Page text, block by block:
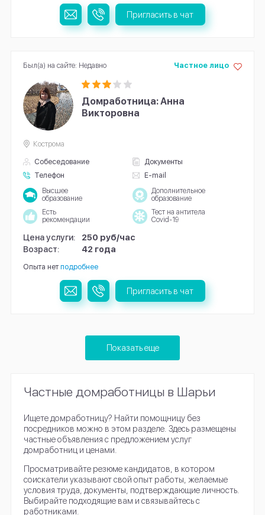
Пригласить в чат
Домработница: Анна
Викторовна
Собеседование
Документы
Телефон
E-mail
Частное лицо
Кострома
Высшее
образование
Дополнительное
образование
Есть
рекомендации
Тест на антитела
Covid-19
Цена услуги:
250 руб/час
Возраст:
42 года
Опыта нет подробнее
Был(а) на сайте: Недавно
Пригласить в чат
Показать еще
Частные домработницы в Шарьи
Ищете домработницу? Найти помощницу без
посредников можно в этом разделе. Здесь размещены
частные объявления с предложением услуг
домработниц и ценами.
Просматривайте резюме кандидатов, в котором
соискатели указывают свой опыт работы, желаемые
условия труда, документы, подтверждающие личность.
Выбирайте подходящие вам и связывайтесь с
работниками.